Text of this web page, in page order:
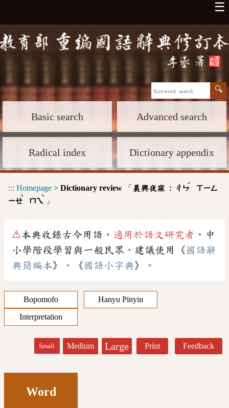
☰
Basic search Advanced search
Radical index Dictionary appendix
::: Homepage > Dictionary review 「 晨興夜寐 : ㄔㄣ
ˊ
ㄒㄧㄥ
ㄧㄝ
ˋ
ㄇㄟ
ˋ
」
⚠本典收錄古今用語， 適用於語文研究者 ，中
小學階段學習與一般民眾，建議使用《 國語辭
典簡編本》、《 國語小字典》。
Bopomofo
Hanyu Pinyin
Interpretation
Small Medium Large Print Feedback
Word